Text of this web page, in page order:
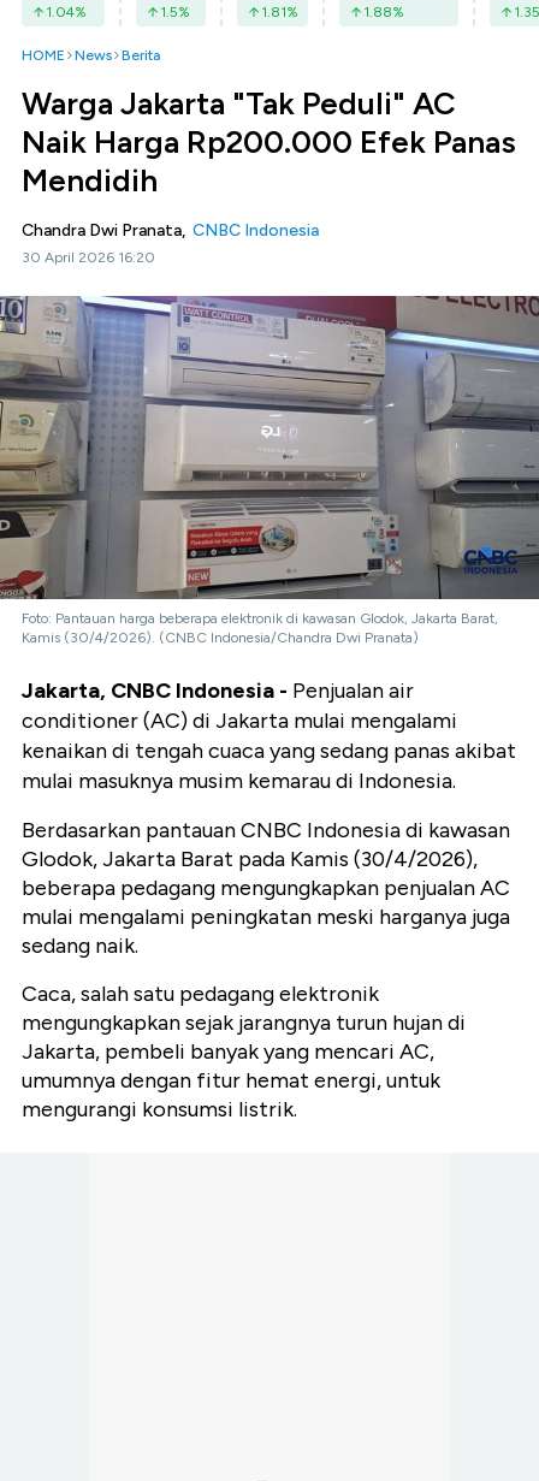
1.04% 1.5% 1.81% 1.88% 1.35
HOME News Berita
Warga Jakarta "Tak Peduli" AC
Naik Harga Rp200.000 Efek Panas
Mendidih
Chandra Dwi Pranata, CNBC Indonesia
30 April 2026 16:20
Foto: Pantauan harga beberapa elektronik di kawasan Glodok, Jakarta Barat,
Kamis (30/4/2026). (CNBC Indonesia/Chandra Dwi Pranata)
Jakarta, CNBC Indonesia - Penjualan air
conditioner (AC) di Jakarta mulai mengalami
kenaikan di tengah cuaca yang sedang panas akibat
mulai masuknya musim kemarau di Indonesia.
Berdasarkan pantauan CNBC Indonesia di kawasan
Glodok, Jakarta Barat pada Kamis (30/4/2026),
beberapa pedagang mengungkapkan penjualan AC
mulai mengalami peningkatan meski harganya juga
sedang naik.
Caca, salah satu pedagang elektronik
mengungkapkan sejak jarangnya turun hujan di
Jakarta, pembeli banyak yang mencari AC,
umumnya dengan fitur hemat energi, untuk
mengurangi konsumsi listrik.